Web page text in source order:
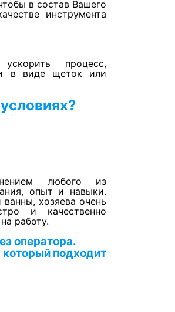
в состав Вашего
инструмента
процесс,
в виде щеток или
любого из
опыт и навыки.
хозяева очень
и качественно
работу.
оператора.
который подходит